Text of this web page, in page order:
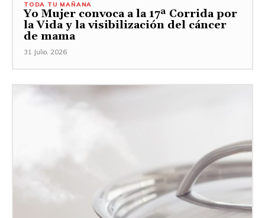
TODA TU MAÑANA
Yo Mujer convoca a la 17ª Corrida por
la Vida y la visibilización del cáncer
de mama
31 Julio, 2026